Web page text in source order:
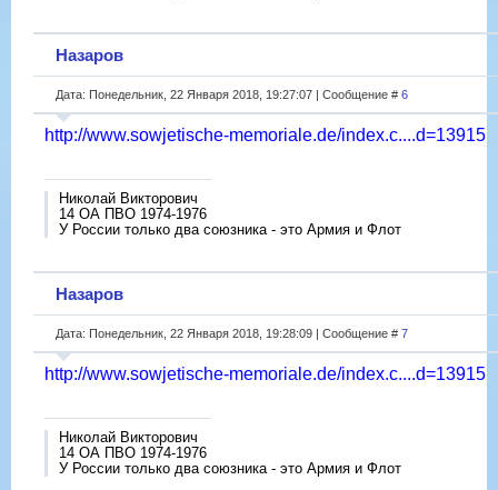
Назаров
Дата: Понедельник, 22 Января 2018, 19:27:07 | Сообщение # 6
http://www.sowjetische-memoriale.de/index.c....d=13915
Николай Викторович
14 ОА ПВО 1974-1976
У России только два союзника - это Армия и Флот
Назаров
Дата: Понедельник, 22 Января 2018, 19:28:09 | Сообщение # 7
http://www.sowjetische-memoriale.de/index.c....d=13915
Николай Викторович
14 ОА ПВО 1974-1976
У России только два союзника - это Армия и Флот